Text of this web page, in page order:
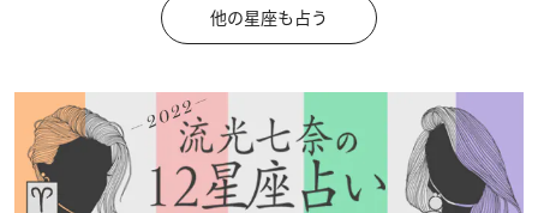
他の星座も占う